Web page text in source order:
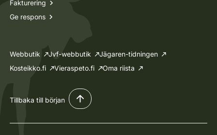
Fakturering
Ge respons
Webbutik Jvf-webbutik
Jägaren-tidningen
Kosteikko.fi
Vieraspeto.fi Oma riista
Tillbaka till början